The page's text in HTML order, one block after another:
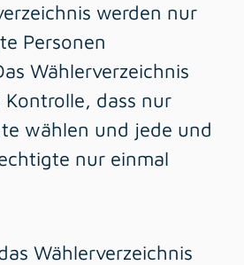
werden nur
Personen
Wählerverzeichnis
dass nur
wählen und jede und
nur einmal
Wählerverzeichnis